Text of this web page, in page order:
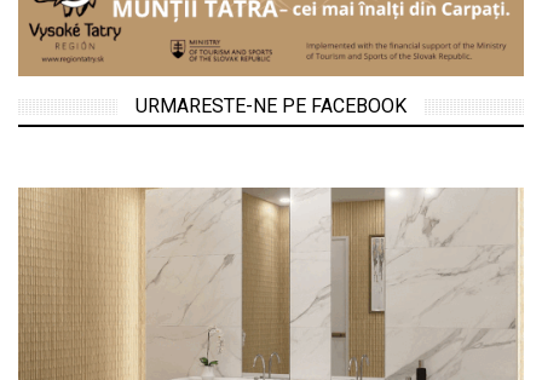
URMARESTE-NE PE FACEBOOK